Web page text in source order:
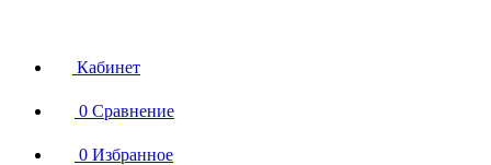
Кабинет
0 Сравнение
0 Избранное